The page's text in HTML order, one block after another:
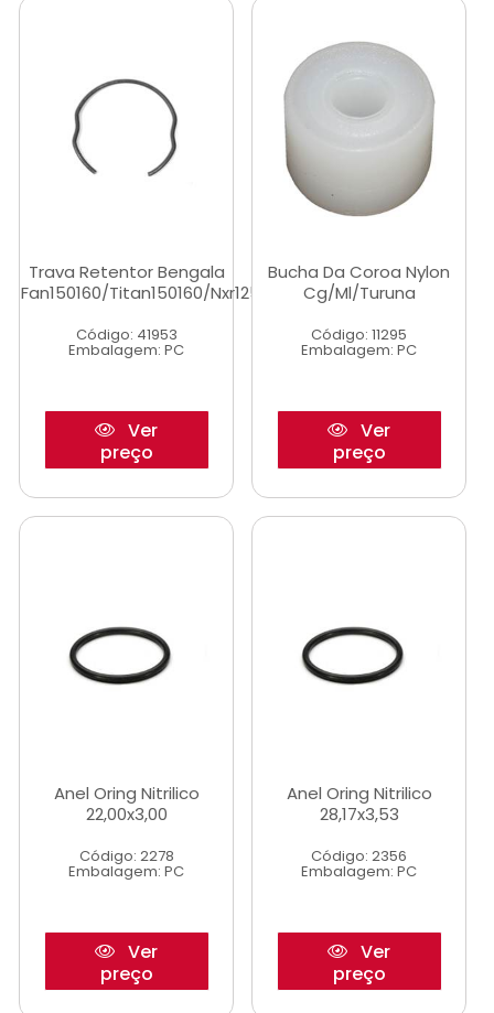
Trava Retentor Bengala
Fan150160/Titan150160/Nxr125/150
Código: 41953
Embalagem: PC
Ver
preço
Bucha Da Coroa Nylon
Cg/Ml/Turuna
Código: 11295
Embalagem: PC
Ver
preço
Anel Oring Nitrilico
22,00x3,00
Código: 2278
Embalagem: PC
Ver
preço
Anel Oring Nitrilico
28,17x3,53
Código: 2356
Embalagem: PC
Ver
preço